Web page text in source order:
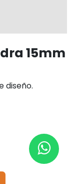
15mm
diseño.